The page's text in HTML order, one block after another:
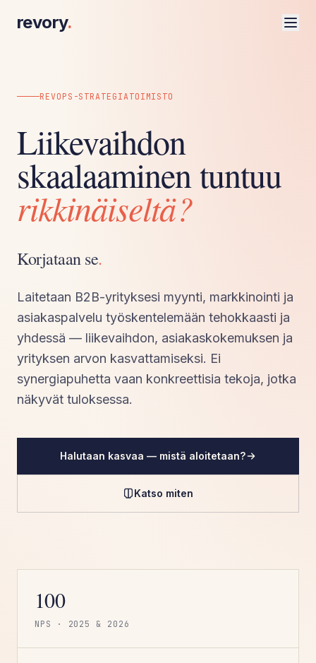
revory.
REVOPS-STRATEGIATOIMISTO
Liikevaihdon
skaalaaminen tuntuu
rikkinäiseltä?
Korjataan se.
Laitetaan B2B-yrityksesi myynti, markkinointi ja
asiakaspalvelu työskentelemään tehokkaasti ja
yhdessä — liikevaihdon, asiakaskokemuksen ja
yrityksen arvon kasvattamiseksi. Ei
synergiapuhetta vaan konkreettisia tekoja, jotka
näkyvät tuloksessa.
Halutaan kasvaa — mistä aloitetaan?
Katso miten
100
NPS · 2025 & 2026